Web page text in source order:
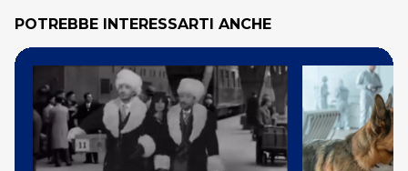
POTREBBE INTERESSARTI ANCHE